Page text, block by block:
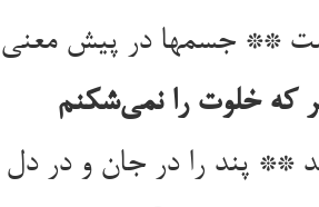
که خلوت را نمی‌‌شکنم
** پند را در جان و در دل